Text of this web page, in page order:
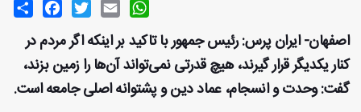
Share
FacebookTwitterEmail
WhatsApp
اصفهان- ایران پرس: رئیس جمهور با تاکید بر اینکه اگر مردم در
کنار یکدیگر قرار گیرند، هیچ قدرتی نمی‌تواند آن‌ها را زمین بزند،
گفت: وحدت و انسجام، عماد دین و پشتوانه اصلی جامعه است.